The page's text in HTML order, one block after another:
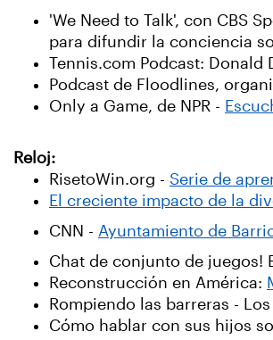
'We Need to Talk', con CBS
para difundir la conciencia
Tennis.com Podcast: Donald
Podcast de Floodlines,
Only a Game, de NPR -
Reloj:
RisetoWin.org - Serie de
El creciente impacto de la
CNN - Ayuntamiento de
Chat de conjunto de juegos!
Reconstrucción en América:
Rompiendo las barreras -
Cómo hablar con sus hijos